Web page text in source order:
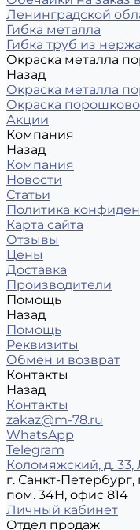
Ленинградской
Гибка металла
Гибка труб из
Окраска металла
Назад
Окраска металла
Окраска
Акции
Компания
Назад
Компания
Новости
Статьи
Политика
Карта сайта
Отзывы
Цены
Доставка
Производители
Помощь
Назад
Помощь
Реквизиты
Обмен и возврат
Контакты
Назад
Контакты
zakaz@m-78.ru
WhatsApp
Telegram
Коломяжский, д.
г. Санкт-
пом. 34Н, офис 814
Личный кабинет
Отдел продаж